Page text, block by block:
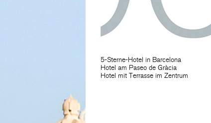
5-Sterne-Hotel in Barcelona
Hotel am Paseo de Gràcia
Hotel mit Terrasse im Zentrum